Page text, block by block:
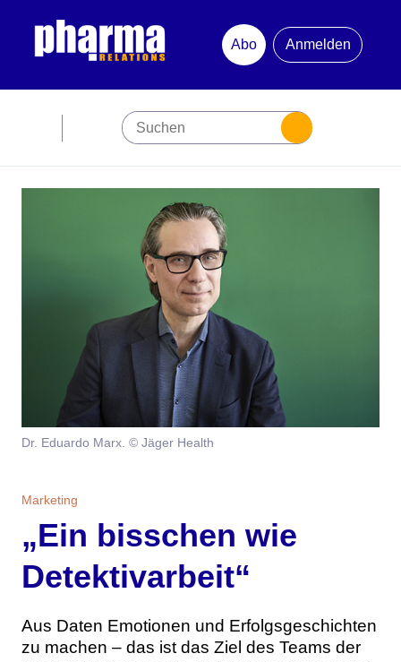
Abo
Anmelden
Newsletter
Mediadaten
Themen
Branche
Studien
Digital Health
Personen
Aktuelle Ausgabe
Ausgabenarchiv
Abonnement
Über uns
Kontakt
Team
Dr. Eduardo Marx. © Jäger Health
Marketing
„Ein bisschen wie
Detektivarbeit“
Aus Daten Emotionen und Erfolgsgeschichten
zu machen – das ist das Ziel des Teams der